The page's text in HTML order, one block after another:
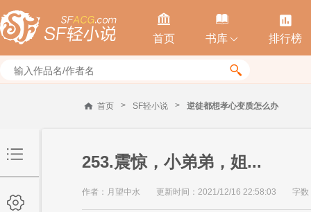

首页

书库 

排行榜

首页 > SF轻小说 > 逆徒都想孝心变质怎么办
253.震惊，小弟弟，姐...
作者：月望中水 更新时间：2021/12/16 22:58:03 字数